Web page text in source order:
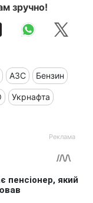
зручно!
АЗС Бензин
Укрнафта